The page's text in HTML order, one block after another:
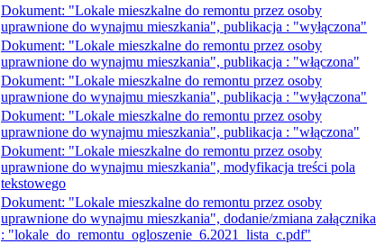
Dokument: "Lokale mieszkalne do remontu przez osoby
uprawnione do wynajmu mieszkania", publikacja : "wyłączona"
Dokument: "Lokale mieszkalne do remontu przez osoby
uprawnione do wynajmu mieszkania", publikacja : "włączona"
Dokument: "Lokale mieszkalne do remontu przez osoby
uprawnione do wynajmu mieszkania", publikacja : "wyłączona"
Dokument: "Lokale mieszkalne do remontu przez osoby
uprawnione do wynajmu mieszkania", publikacja : "włączona"
Dokument: "Lokale mieszkalne do remontu przez osoby
uprawnione do wynajmu mieszkania", modyfikacja treści pola
tekstowego
Dokument: "Lokale mieszkalne do remontu przez osoby
uprawnione do wynajmu mieszkania", dodanie/zmiana załącznika
: "lokale_do_remontu_ogloszenie_6.2021_lista_c.pdf"